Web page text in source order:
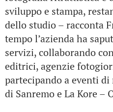
sviluppo e stampa,
dello studio – racconta
tempo l’azienda ha
servizi, collaborando
editrici, agenzie
partecipando a eventi
di Sanremo e La Kore –